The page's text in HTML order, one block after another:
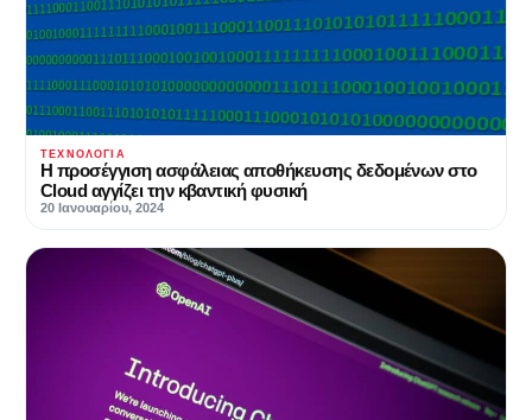
ΤΕΧΝΟΛΟΓΊΑ
Η προσέγγιση ασφάλειας αποθήκευσης δεδομένων στο
Cloud αγγίζει την κβαντική φυσική
20 Ιανουαρίου, 2024